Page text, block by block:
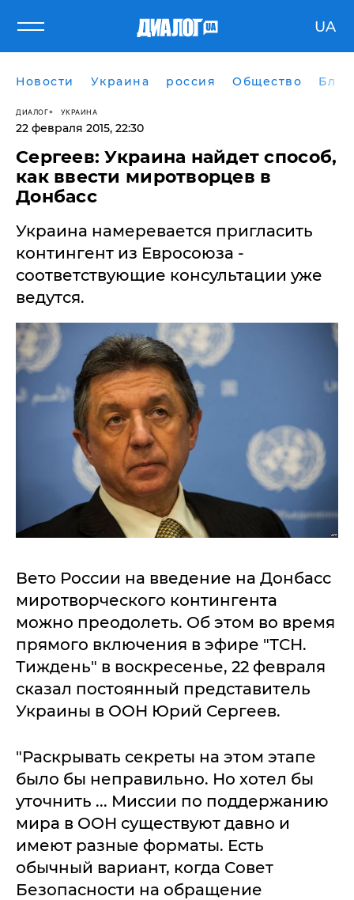
UA
Новости Украина россия Общество
ДИАЛОГ УКРАИНА
22 февраля 2015, 22:30
Сергеев: Украина найдет способ,
как ввести миротворцев в
Донбасс
Украина намеревается пригласить
контингент из Евросоюза -
соответствующие консультации уже
ведутся.
Вето России на введение на Донбасс
миротворческого контингента
можно преодолеть. Об этом во время
прямого включения в эфире "ТСН.
Тиждень" в воскресенье, 22 февраля
сказал постоянный представитель
Украины в ООН Юрий Сергеев.
"Раскрывать секреты на этом этапе
было бы неправильно. Но хотел бы
уточнить ... Миссии по поддержанию
мира в ООН существуют давно и
имеют разные форматы. Есть
обычный вариант, когда Совет
Безопасности на обращение